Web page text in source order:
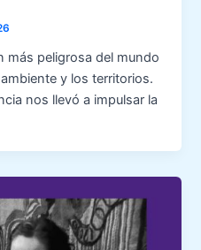
más peligrosa del mundo
y los territorios.
nos llevó a impulsar la